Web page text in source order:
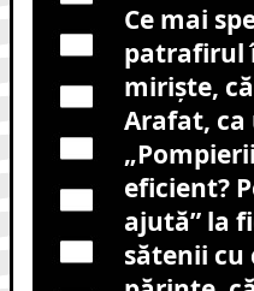
Ce mai
patrafirul
miriște,
Arafat, ca
eficient?
ajută” la
sătenii cu